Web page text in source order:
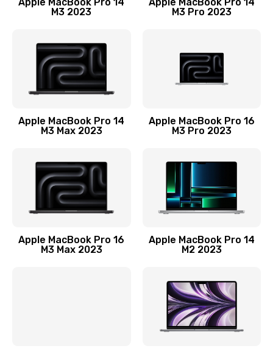
Замена инвертора (модуля подсветки)
1500 руб.
Ремонт цепи питания
Заказать
Ремонт блока питания
Ремонт материнской платы
2500 руб.
M3 2023
M3 Pro 2023
Apple MacBook Pro 14
M3 Max 2023
Apple MacBook Pro 16
M3 Pro 2023
Apple MacBook Pro 16
M3 Max 2023
Apple MacBook Pro 14
M2 2023